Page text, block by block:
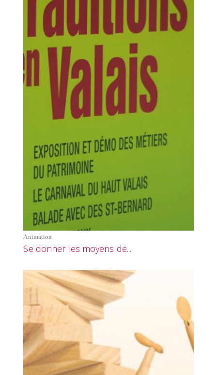
Animation
Se donner les moyens de...